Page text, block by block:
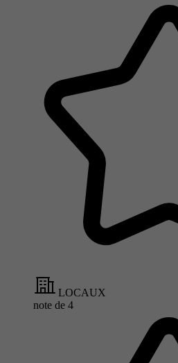
LOCAUX
note de 4